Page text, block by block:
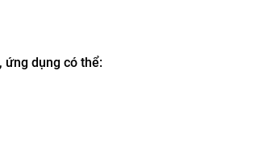
ứng dụng có thể: